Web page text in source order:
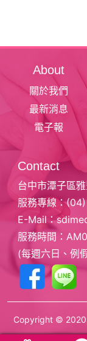
About
關於我們
最新消息
電子報
Contact
台中市潭子區
服務專線：
E-Mail：
服務時間：
(每週六日、例
Copyright © 2020